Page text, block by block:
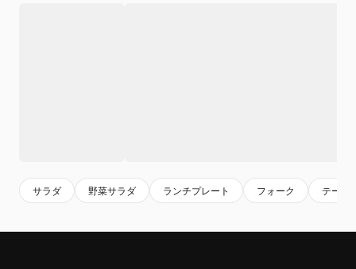
サラダ 野菜サラダ ランチプレート フォーク テーブ